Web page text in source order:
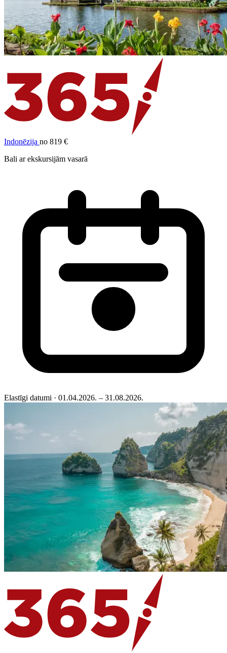
Indonēzija no 819 €
Bali ar ekskursijām vasarā
Elastīgi datumi · 01.04.2026. – 31.08.2026.